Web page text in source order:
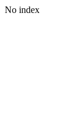
No index